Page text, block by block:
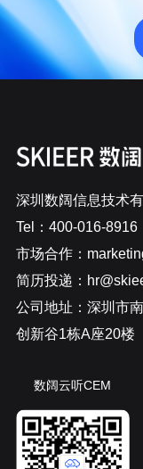
数阔云听CEM
深圳数阔信息技术
Tel：400-016-8916
市场合作：
简历投递：
公司地址：深圳市
创新谷1栋A座20楼